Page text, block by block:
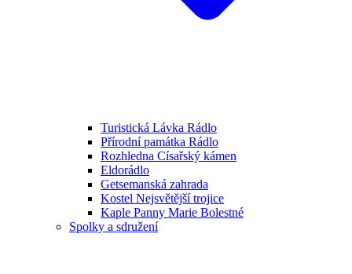
Turistická Lávka Rádlo
Přírodní památka Rádlo
Rozhledna Císařský kámen
Eldorádlo
Getsemanská zahrada
Kostel Nejsvětější trojice
Kaple Panny Marie Bolestné
Spolky a sdružení